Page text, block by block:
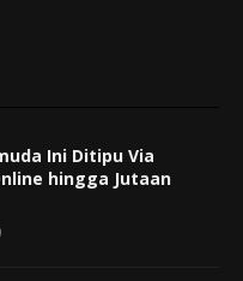
Ini Ditipu Via
hingga Jutaan